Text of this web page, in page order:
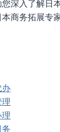
您深入了解日
商务拓展专
办